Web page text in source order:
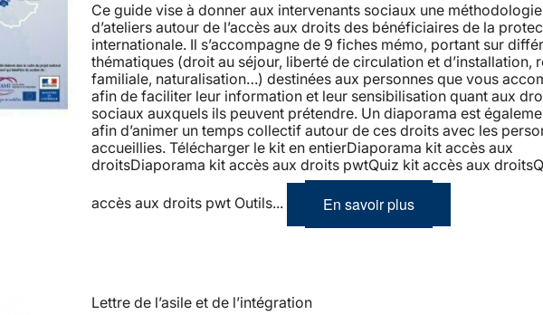
Ce guide vise à donner aux intervenants sociaux une méthodologie
d’ateliers autour de l’accès aux droits des bénéficiaires de la
internationale. Il s’accompagne de 9 fiches mémo, portant sur
thématiques (droit au séjour, liberté de circulation et d’installation,
familiale, naturalisation…) destinées aux personnes que vous
afin de faciliter leur information et leur sensibilisation quant aux
sociaux auxquels ils peuvent prétendre. Un diaporama est
afin d’animer un temps collectif autour de ces droits avec les
accueillies. Télécharger le kit en entierDiaporama kit accès aux
droitsDiaporama kit accès aux droits pwtQuiz kit accès aux
accès aux droits pwt Outils... En savoir plus
Lettre de l’asile et de l’intégration